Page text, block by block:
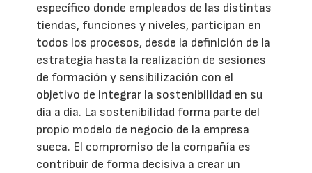
específico donde empleados de las distintas
tiendas, funciones y niveles, participan en
todos los procesos, desde la definición de la
estrategia hasta la realización de sesiones
de formación y sensibilización con el
objetivo de integrar la sostenibilidad en su
día a día. La sostenibilidad forma parte del
propio modelo de negocio de la empresa
sueca. El compromiso de la compañía es
contribuir de forma decisiva a crear un